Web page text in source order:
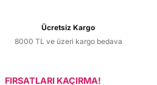
Ücretsiz Kargo
8000 TL ve üzeri kargo bedava
FIRSATLARI KAÇIRMA!